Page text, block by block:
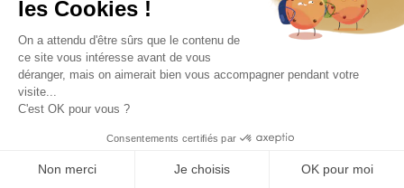
Linge de maison
TARIFS ET RÉSERVATION
Description Avis Localisation
Situation de la villa